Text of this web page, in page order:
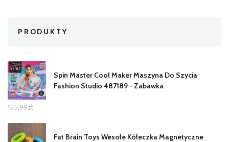
PRODUKTY
Spin Master Cool Maker Maszyna Do Szycia
Fashion Studio 487189 - Zabawka
155,99zł
Fat Brain Toys Wesołe Kółeczka Magnetyczne